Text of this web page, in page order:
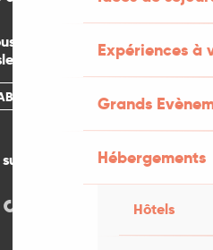
Expériences à
Grands
Hébergements
Hôtels
gratuitement
mensuelle
les réseaux !